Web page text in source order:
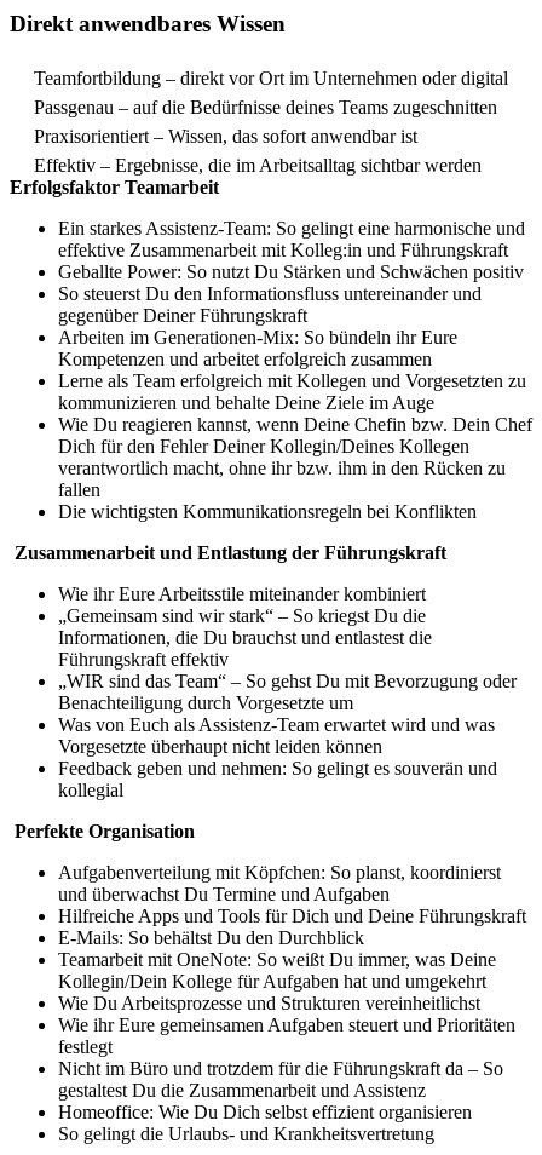
Direkt anwendbares Wissen
Teamfortbildung – direkt vor Ort im Unternehmen oder digital
Passgenau – auf die Bedürfnisse deines Teams zugeschnitten
Praxisorientiert – Wissen, das sofort anwendbar ist
Effektiv – Ergebnisse, die im Arbeitsalltag sichtbar werden
Erfolgsfaktor Teamarbeit
Ein starkes Assistenz-Team: So gelingt eine harmonische und
effektive Zusammenarbeit mit Kolleg:in und Führungskraft
Geballte Power: So nutzt Du Stärken und Schwächen positiv
So steuerst Du den Informationsfluss untereinander und
gegenüber Deiner Führungskraft
Arbeiten im Generationen-Mix: So bündeln ihr Eure
Kompetenzen und arbeitet erfolgreich zusammen
Lerne als Team erfolgreich mit Kollegen und Vorgesetzten zu
kommunizieren und behalte Deine Ziele im Auge
Wie Du reagieren kannst, wenn Deine Chefin bzw. Dein Chef
Dich für den Fehler Deiner Kollegin/Deines Kollegen
verantwortlich macht, ohne ihr bzw. ihm in den Rücken zu
fallen
Die wichtigsten Kommunikationsregeln bei Konflikten
Zusammenarbeit und Entlastung der Führungskraft
Wie ihr Eure Arbeitsstile miteinander kombiniert
„Gemeinsam sind wir stark“ – So kriegst Du die
Informationen, die Du brauchst und entlastest die
Führungskraft effektiv
„WIR sind das Team“ – So gehst Du mit Bevorzugung oder
Benachteiligung durch Vorgesetzte um
Was von Euch als Assistenz-Team erwartet wird und was
Vorgesetzte überhaupt nicht leiden können
Feedback geben und nehmen: So gelingt es souverän und
kollegial
Perfekte Organisation
Aufgabenverteilung mit Köpfchen: So planst, koordinierst
und überwachst Du Termine und Aufgaben
Hilfreiche Apps und Tools für Dich und Deine Führungskraft
E-Mails: So behältst Du den Durchblick
Teamarbeit mit OneNote: So weißt Du immer, was Deine
Kollegin/Dein Kollege für Aufgaben hat und umgekehrt
Wie Du Arbeitsprozesse und Strukturen vereinheitlichst
Wie ihr Eure gemeinsamen Aufgaben steuert und Prioritäten
festlegt
Nicht im Büro und trotzdem für die Führungskraft da – So
gestaltest Du die Zusammenarbeit und Assistenz
Homeoffice: Wie Du Dich selbst effizient organisieren
So gelingt die Urlaubs- und Krankheitsvertretung